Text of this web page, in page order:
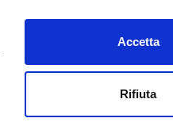
Accetta
Rifiuta
ACCEDI
PRENOTA ORA